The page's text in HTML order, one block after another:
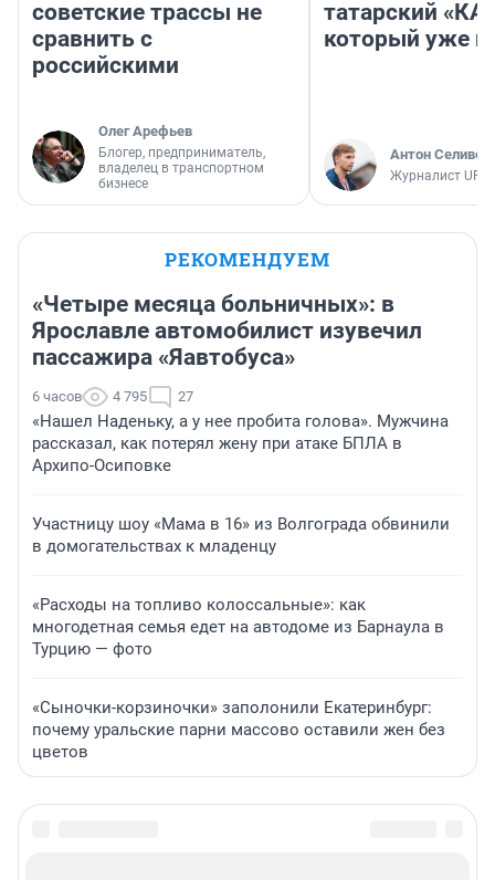
советские трассы не
сравнить с
российскими
Олег Арефьев
Блогер, предприниматель,
владелец в транспортном
бизнесе
татарский
который уже
Антон
Журналист
РЕКОМЕНДУЕМ
«Четыре месяца больничных»: в
Ярославле автомобилист изувечил
пассажира «Яавтобуса»
6 часов 4 795 27
«Нашел Наденьку, а у нее пробита голова». Мужчина
рассказал, как потерял жену при атаке БПЛА в
Архипо-Осиповке
Участницу шоу «Мама в 16» из Волгограда обвинили
в домогательствах к младенцу
«Расходы на топливо колоссальные»: как
многодетная семья едет на автодоме из Барнаула в
Турцию — фото
«Сыночки-корзиночки» заполонили Екатеринбург:
почему уральские парни массово оставили жен без
цветов